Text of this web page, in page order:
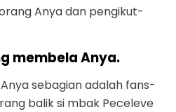
Anya dan pengikut-
membela Anya.
sebagian adalah fans-
balik si mbak Peceleve